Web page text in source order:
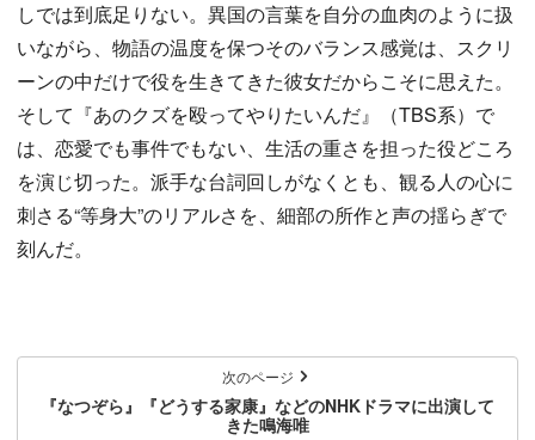
しでは到底足りない。異国の言葉を自分の血肉のように扱
いながら、物語の温度を保つそのバランス感覚は、スクリ
ーンの中だけで役を生きてきた彼女だからこそに思えた。
そして『あのクズを殴ってやりたいんだ』（TBS系）で
は、恋愛でも事件でもない、生活の重さを担った役どころ
を演じ切った。派手な台詞回しがなくとも、観る人の心に
刺さる“等身大”のリアルさを、細部の所作と声の揺らぎで
刻んだ。
次のページ
『なつぞら』『どうする家康』などのNHKドラマに出演して
きた鳴海唯